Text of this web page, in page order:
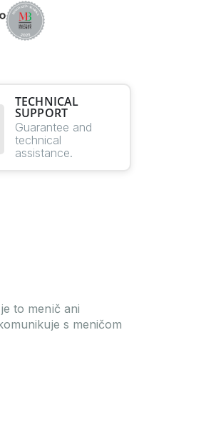
TECHNICAL
SUPPORT
Guarantee and
technical
assistance.
to menič ani
s meničom